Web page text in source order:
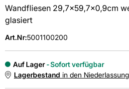
Wandfliesen 29,7x59,7x0,9cm
glasiert
Art.Nr:5001100200
Auf Lager
Sofort verfügbar
Lagerbestand in den